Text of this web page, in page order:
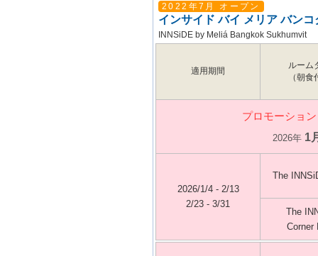
2022年7月 オープン
インサイド バイ メリア バン
INNSiDE by Meliá Bangkok Sukhumvit
適用期間
ルーム
（朝
プロモーション
2026年 1
2026/1/4 - 2/13
2/23 - 3/31
The
The
Corner